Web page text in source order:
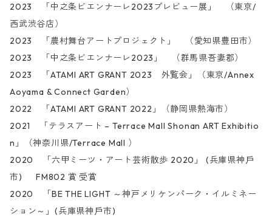
2023 「中之条ビエンナーレ2023プレビュー展」 （東京/
西武渋谷店）
2023 「農村舞台アートプロジェクト」 （愛知県豊田市）
2023 「中之条ビエンナーレ2023」 （群馬県吾妻郡）
2023 「ATAMI ART GRANT 2023 外覧会」（東京/Annex
Aoyama & Connect Garden）
2022 「ATAMI ART GRANT 2022」（静岡県熱海市）
2021 「テラスアート – Terrace Mall Shonan ART Exhibitio
n」（神奈川県/Terrace Mall ）
2020 「六甲ミーツ・アート芸術散歩 2020」 (兵庫県神戶
市) FM802 賞 受賞
2020 「BE THE LIGHT ～神戸メリケンパーク・イルミネー
ション～」(兵庫県神戶市)